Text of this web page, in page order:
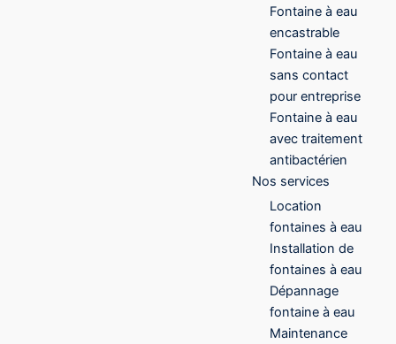
Fontaine à eau
encastrable
Fontaine à eau
sans contact
pour entreprise
Fontaine à eau
avec traitement
antibactérien
Nos services
Location
fontaines à eau
Installation de
fontaines à eau
Dépannage
fontaine à eau
Maintenance